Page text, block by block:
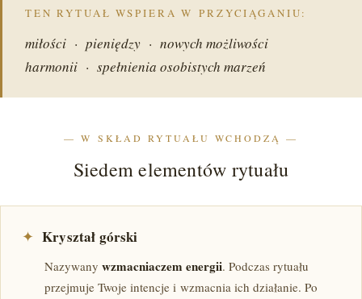
TEN RYTUAŁ WSPIERA W PRZYCIĄGANIU:
miłości · pieniędzy · nowych możliwości
harmonii · spełnienia osobistych marzeń
— W SKŁAD RYTUAŁU WCHODZĄ —
Siedem elementów rytuału
✦ Kryształ górski
Nazywany wzmacniaczem energii. Podczas rytuału
przejmuje Twoje intencje i wzmacnia ich działanie. Po